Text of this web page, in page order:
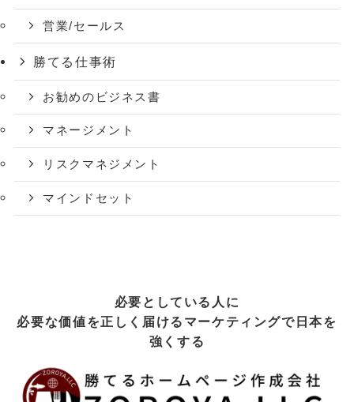
営業/セールス
勝てる仕事術
お勧めのビジネス書
マネージメント
リスクマネジメント
マインドセット
必要としている人に
必要な価値を正しく届けるマーケティングで日本を
強くする